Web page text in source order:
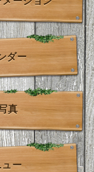
ダー
真
ー